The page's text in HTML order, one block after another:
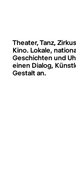
Theater, Tanz,
Kino. Lokale,
Geschichten und
einen Dialog,
Gestalt an.